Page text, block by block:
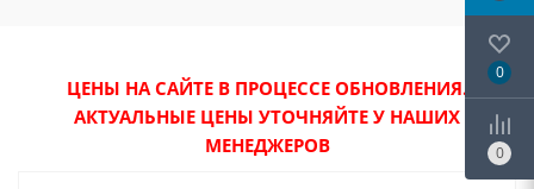
ЦЕНЫ НА САЙТЕ В ПРОЦЕССЕ ОБНОВЛЕНИЯ.
АКТУАЛЬНЫЕ ЦЕНЫ УТОЧНЯЙТЕ У НАШИХ
МЕНЕДЖЕРОВ
0
0